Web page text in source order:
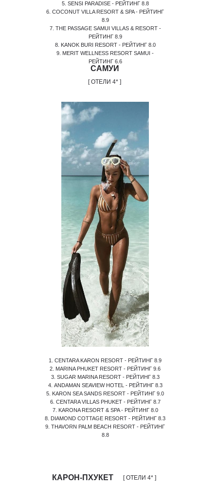
5. SENSI PARADISE - РЕЙТИНГ 8.8
6. COCONUT VILLA RESORT & SPA - РЕЙТИНГ
8.9
7. THE PASSAGE SAMUI VILLAS & RESORT -
РЕЙТИНГ 8.9
8. KANOK BURI RESORT - РЕЙТИНГ 8.0
9. MERIT WELLNESS RESORT SAMUI -
РЕЙТИНГ 6.6
САМУИ
[ ОТЕЛИ 4* ]
1. CENTARA KARON RESORT - РЕЙТИНГ 8.9
2. MARINA PHUKET RESORT - РЕЙТИНГ 9.6
3. SUGAR MARINA RESORT - РЕЙТИНГ 8.3
4. ANDAMAN SEAVIEW HOTEL - РЕЙТИНГ 8.3
5. KARON SEA SANDS RESORT - РЕЙТИНГ 9.0
6. CENTARA VILLAS PHUKET - РЕЙТИНГ 8.7
7. KARONA RESORT & SPA - РЕЙТИНГ 8.0
8. DIAMOND COTTAGE RESORT - РЕЙТИНГ 8.3
9. THAVORN PALM BEACH RESORT - РЕЙТИНГ
8.8
КАРОН-ПХУКЕТ [ ОТЕЛИ 4* ]